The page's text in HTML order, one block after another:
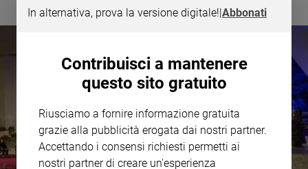
religiosaIn alternativa, prova la versione digitale!|Abbonati
Contribuisci a mantenere
questo sito gratuito
Riusciamo a fornire informazione gratuita
grazie alla pubblicità erogata dai nostri partner.
Accettando i consensi richiesti permetti ai
nostri partner di creare un'esperienza